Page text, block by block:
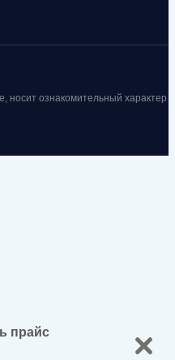
носит ознакомительный характер
прайс